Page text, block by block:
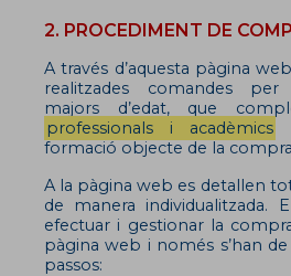
2. PROCEDIMENT DE
A través d’aquesta pàgina
realitzades comandes per
majors d’edat, que
professionals i acadèmics
formació objecte de la
A la pàgina web es detallen
de manera individualitzada.
efectuar i gestionar la
pàgina web i només s’han
passos: